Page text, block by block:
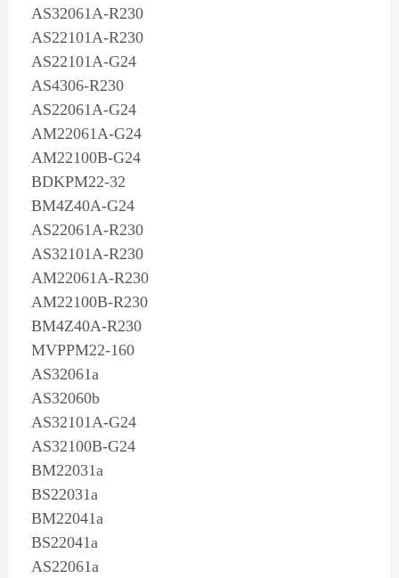
AS32061A-R230
AS22101A-R230
AS22101A-G24
AS4306-R230
AS22061A-G24
AM22061A-G24
AM22100B-G24
BDKPM22-32
BM4Z40A-G24
AS22061A-R230
AS32101A-R230
AM22061A-R230
AM22100B-R230
BM4Z40A-R230
MVPPM22-160
AS32061a
AS32060b
AS32101A-G24
AS32100B-G24
BM22031a
BS22031a
BM22041a
BS22041a
AS22061a